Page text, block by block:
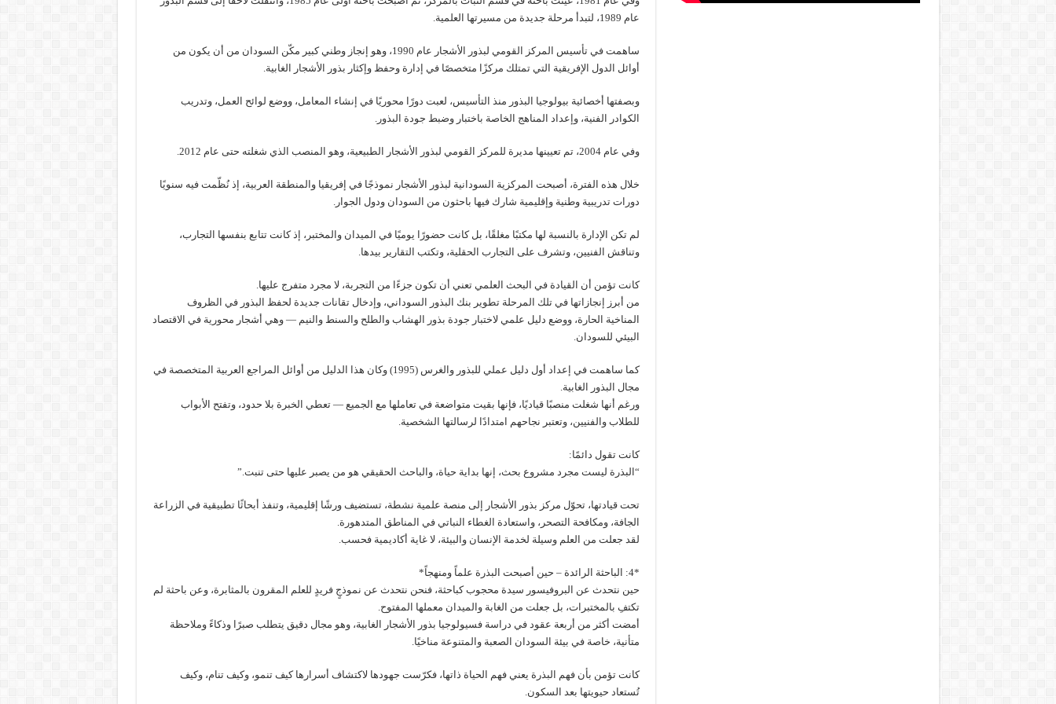
عام 1989، لتبدأ مرحلة جديدة من مسيرتها العلمية.
ساهمت في تأسيس المركز القومي لبذور الأشجار عام 1990، وهو إنجاز وطني كبير مكّن السودان من أن يكون من
أوائل الدول الإفريقية التي تمتلك مركزًا متخصصًا في إدارة وحفظ وإكثار بذور الأشجار الغابية.
وبصفتها أخصائية بيولوجيا البذور منذ التأسيس، لعبت دورًا محوريًا في إنشاء المعامل، ووضع لوائح العمل، وتدريب
الكوادر الفنية، وإعداد المناهج الخاصة باختبار وضبط جودة البذور.
وفي عام 2004، تم تعيينها مديرة للمركز القومي لبذور الأشجار الطبيعية، وهو المنصب الذي شغلته حتى عام 2012.
خلال هذه الفترة، أصبحت المركزية السودانية لبذور الأشجار نموذجًا في إفريقيا والمنطقة العربية، إذ نُظّمت فيه سنويًا
دورات تدريبية وطنية وإقليمية شارك فيها باحثون من السودان ودول الجوار.
لم تكن الإدارة بالنسبة لها مكتبًا مغلقًا، بل كانت حضورًا يوميًا في الميدان والمختبر، إذ كانت تتابع بنفسها التجارب،
وتناقش الفنيين، وتشرف على التجارب الحقلية، وتكتب التقارير بيدها.
كانت تؤمن أن القيادة في البحث العلمي تعني أن تكون جزءًا من التجربة، لا مجرد متفرج عليها.
من أبرز إنجازاتها في تلك المرحلة تطوير بنك البذور السوداني، وإدخال تقانات جديدة لحفظ البذور في الظروف
المناخية الحارة، ووضع دليل علمي لاختبار جودة بذور الهشاب والطلح والسنط والنيم — وهي أشجار محورية في الاقتصاد
البيئي للسودان.
كما ساهمت في إعداد أول دليل عملي للبذور والغرس (1995) وكان هذا الدليل من أوائل المراجع العربية المتخصصة في
مجال البذور الغابية.
ورغم أنها شغلت منصبًا قياديًا، فإنها بقيت متواضعة في تعاملها مع الجميع — تعطي الخبرة بلا حدود، وتفتح الأبواب
للطلاب والفنيين، وتعتبر نجاحهم امتدادًا لرسالتها الشخصية.
كانت تقول دائمًا:
“البذرة ليست مجرد مشروع بحث، إنها بداية حياة، والباحث الحقيقي هو من يصبر عليها حتى تنبت.”
تحت قيادتها، تحوّل مركز بذور الأشجار إلى منصة علمية نشطة، تستضيف ورشًا إقليمية، وتنفذ أبحاثًا تطبيقية في الزراعة
الجافة، ومكافحة التصحر، واستعادة الغطاء النباتي في المناطق المتدهورة.
لقد جعلت من العلم وسيلة لخدمة الإنسان والبيئة، لا غاية أكاديمية فحسب.
*4: الباحثة الرائدة – حين أصبحت البذرة علماً ومنهجاً*
حين نتحدث عن البروفيسور سيدة محجوب كباحثة، فنحن نتحدث عن نموذجٍ فريدٍ للعلم المقرون بالمثابرة، وعن باحثة لم
تكتفِ بالمختبرات، بل جعلت من الغابة والميدان معملها المفتوح.
أمضت أكثر من أربعة عقود في دراسة فسيولوجيا بذور الأشجار الغابية، وهو مجال دقيق يتطلب صبرًا وذكاءً وملاحظة
متأنية، خاصة في بيئة السودان الصعبة والمتنوعة مناخيًا.
كانت تؤمن بأن فهم البذرة يعني فهم الحياة ذاتها، فكرّست جهودها لاكتشاف أسرارها كيف تنمو، وكيف تنام، وكيف
تُستعاد حيويتها بعد السكون.